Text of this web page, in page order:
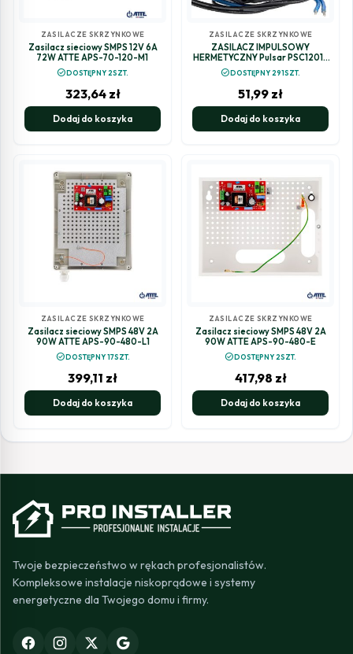
ZASILACZE SKRZYNKOWE
Zasilacz sieciowy SMPS 12V 6A
72W ATTE APS-70-120-M1
check_circleDOSTĘPNY 2SZT.
323,64 zł
Dodaj do koszyka
ZASILACZE SKRZYNKOWE
ZASILACZ IMPULSOWY
HERMETYCZNY Pulsar PSC12015
check_circleDOSTĘPNY 291SZT.
51,99 zł
Dodaj do koszyka
ZASILACZE SKRZYNKOWE
Zasilacz sieciowy SMPS 48V 2A
90W ATTE APS-90-480-L1
check_circleDOSTĘPNY 17SZT.
399,11 zł
Dodaj do koszyka
ZASILACZE SKRZYNKOWE
Zasilacz sieciowy SMPS 48V 2A
90W ATTE APS-90-480-E
check_circleDOSTĘPNY 2SZT.
417,98 zł
Dodaj do koszyka
Twoje bezpieczeństwo w rękach profesjonalistów.
Kompleksowe instalacje niskoprądowe i systemy
energetyczne dla Twojego domu i firmy.